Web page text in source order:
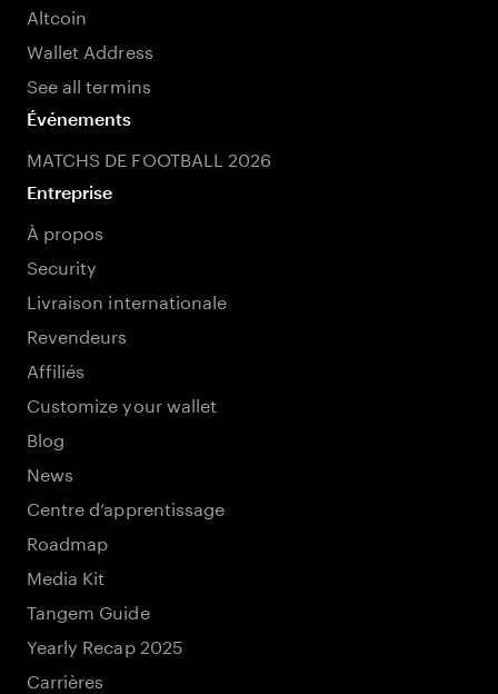
Altcoin
Wallet Address
See all termins
Événements
MATCHS DE FOOTBALL 2026
Entreprise
À propos
Security
Livraison internationale
Revendeurs
Affiliés
Customize your wallet
Blog
News
Centre d’apprentissage
Roadmap
Media Kit
Tangem Guide
Yearly Recap 2025
Carrières